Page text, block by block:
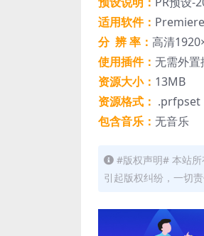
适用软件：
分 辨 率： 高清
使用插件： 无需外置
资源大小： 13MB
资源格式： .prfpset
包含音乐： 无音乐
#版权声明# 本站
引起版权纠纷，一切